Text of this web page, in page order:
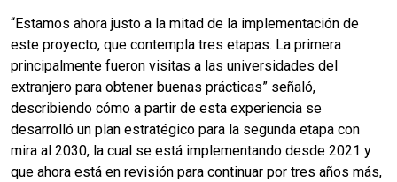
“Estamos ahora justo a la mitad de la implementación de
este proyecto, que contempla tres etapas. La primera
principalmente fueron visitas a las universidades del
extranjero para obtener buenas prácticas” señaló,
describiendo cómo a partir de esta experiencia se
desarrolló un plan estratégico para la segunda etapa con
mira al 2030, la cual se está implementando desde 2021 y
que ahora está en revisión para continuar por tres años más,